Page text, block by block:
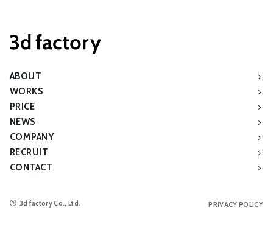
ABOUT
WORKS
PRICE
NEWS
COMPANY
RECRUIT
CONTACT
3d factory Co., Ltd. PRIVACY POLICY